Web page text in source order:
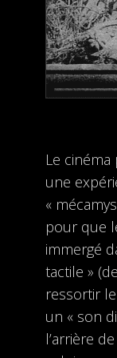
Le
une
«
pour que
immergé
tactile »
ressortir
un « son
l’arrière